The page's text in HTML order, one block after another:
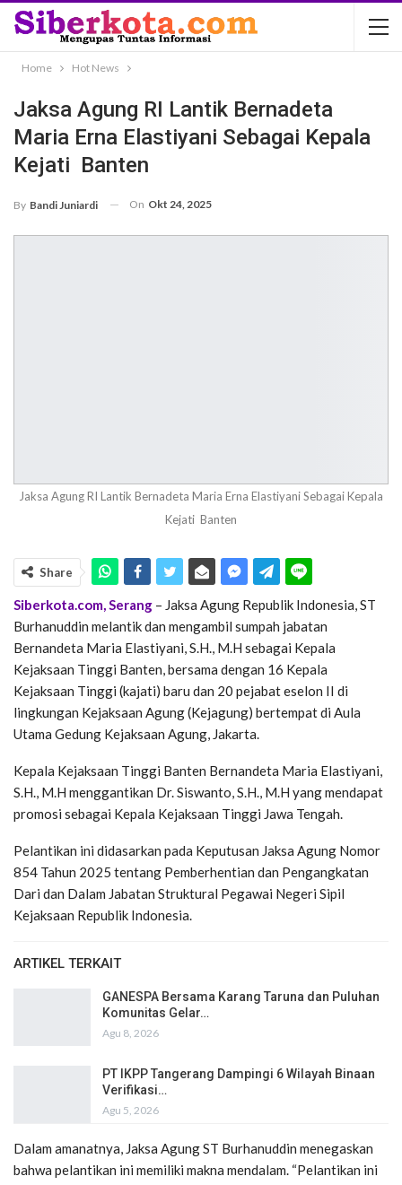
Home Hot News
Jaksa Agung RI Lantik Bernadeta
Maria Erna Elastiyani Sebagai Kepala
Kejati Banten
By Bandi Juniardi On Okt 24, 2025
Jaksa Agung RI Lantik Bernadeta Maria Erna Elastiyani Sebagai Kepala
Kejati Banten
Share
Siberkota.com, Serang – Jaksa Agung Republik Indonesia, ST
Burhanuddin melantik dan mengambil sumpah jabatan
Bernandeta Maria Elastiyani, S.H., M.H sebagai Kepala
Kejaksaan Tinggi Banten, bersama dengan 16 Kepala
Kejaksaan Tinggi (kajati) baru dan 20 pejabat eselon II di
lingkungan Kejaksaan Agung (Kejagung) bertempat di Aula
Utama Gedung Kejaksaan Agung, Jakarta.
Kepala Kejaksaan Tinggi Banten Bernandeta Maria Elastiyani,
S.H., M.H menggantikan Dr. Siswanto, S.H., M.H yang mendapat
promosi sebagai Kepala Kejaksaan Tinggi Jawa Tengah.
Pelantikan ini didasarkan pada Keputusan Jaksa Agung Nomor
854 Tahun 2025 tentang Pemberhentian dan Pengangkatan
Dari dan Dalam Jabatan Struktural Pegawai Negeri Sipil
Kejaksaan Republik Indonesia.
ARTIKEL TERKAIT
GANESPA Bersama Karang Taruna dan Puluhan
Komunitas Gelar…
Agu 8, 2026
PT IKPP Tangerang Dampingi 6 Wilayah Binaan
Verifikasi…
Agu 5, 2026
Dalam amanatnya, Jaksa Agung ST Burhanuddin menegaskan
bahwa pelantikan ini memiliki makna mendalam. “Pelantikan ini